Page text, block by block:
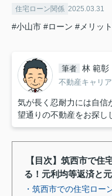
住宅ローン関係 2025.03.31
#小山市 #ローン #メリット
筆者 林 範彰
不動産キャリ
気が長く忍耐力には自信
望通りの不動産をお探し
【目次】筑西市で住
る！元利均等返済と
・筑西市での住宅ロー